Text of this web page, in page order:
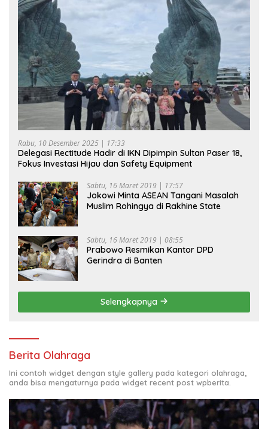
Rabu, 10 Desember 2025 | 17:33
Delegasi Rectitude Hadir di IKN Dipimpin Sultan Paser 18,
Fokus Investasi Hijau dan Safety Equipment
Sabtu, 16 Maret 2019 | 17:57
Jokowi Minta ASEAN Tangani Masalah
Muslim Rohingya di Rakhine State
Sabtu, 16 Maret 2019 | 08:55
Prabowo Resmikan Kantor DPD
Gerindra di Banten
Selengkapnya
Berita Olahraga
Ini contoh widget dengan style gallery pada kategori olahraga,
anda bisa mengaturnya pada widget recent post wpberita.